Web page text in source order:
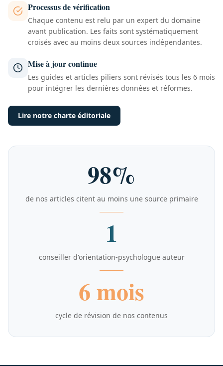
Processus de vérification
Chaque contenu est relu par un expert du domaine
avant publication. Les faits sont systématiquement
croisés avec au moins deux sources indépendantes.
Mise à jour continue
Les guides et articles piliers sont révisés tous les 6 mois
pour intégrer les dernières données et réformes.
Lire notre charte éditoriale
98%
de nos articles citent au moins une source primaire
1
conseiller d'orientation-psychologue auteur
6 mois
cycle de révision de nos contenus